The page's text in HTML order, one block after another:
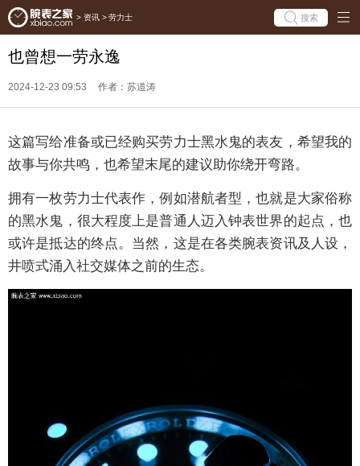
> 资讯 > 劳力士 搜索
也曾想一劳永逸
2024-12-23 09:53 作者：苏道涛
这篇写给准备或已经购买劳力士黑水鬼的表友，希望我的
故事与你共鸣，也希望末尾的建议助你绕开弯路。
拥有一枚劳力士代表作，例如潜航者型，也就是大家俗称
的黑水鬼，很大程度上是普通人迈入钟表世界的起点，也
或许是抵达的终点。当然，这是在各类腕表资讯及人设，
井喷式涌入社交媒体之前的生态。